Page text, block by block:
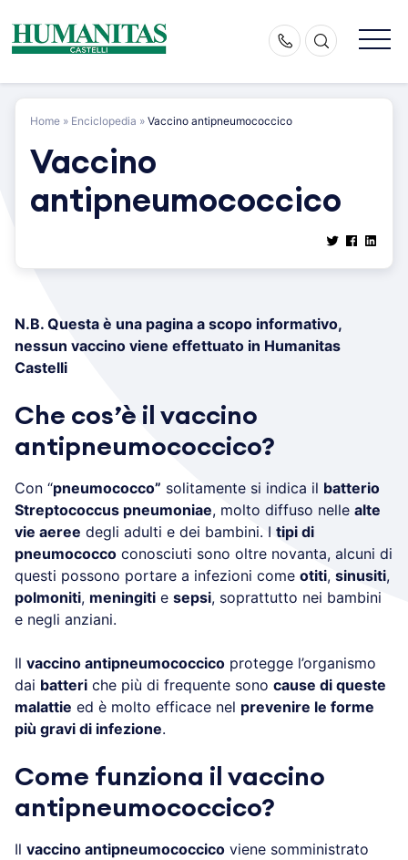
content
Home » Enciclopedia » Vaccino antipneumococcico
Vaccino
antipneumococcico
N.B. Questa è una pagina a scopo informativo,
nessun vaccino viene effettuato in Humanitas
Castelli
Che cos’è il vaccino
antipneumococcico?
Con “pneumococco” solitamente si indica il batterio
Streptococcus pneumoniae, molto diffuso nelle alte
vie aeree degli adulti e dei bambini. I tipi di
pneumococco conosciuti sono oltre novanta, alcuni di
questi possono portare a infezioni come otiti, sinusiti,
polmoniti, meningiti e sepsi, soprattutto nei bambini
e negli anziani.
Il vaccino antipneumococcico protegge l’organismo
dai batteri che più di frequente sono cause di queste
malattie ed è molto efficace nel prevenire le forme
più gravi di infezione.
Come funziona il vaccino
antipneumococcico?
Il vaccino antipneumococcico viene somministrato